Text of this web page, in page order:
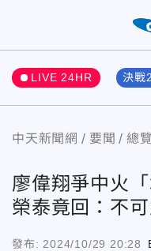
LIVE 24HR 決戰
中天新聞網 要聞 總覽
廖偉翔爭中火
榮泰竟回：不
發布: 2024/10/29 20:28